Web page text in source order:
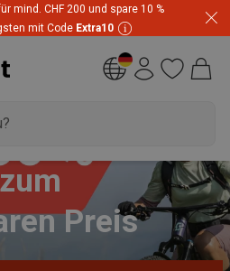
mind. CHF 200 und spare 10 %
mit Code Extra10
Preis